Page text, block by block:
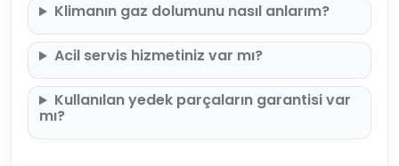
Klimanın gaz dolumunu nasıl anlarım?
Acil servis hizmetiniz var mı?
Kullanılan yedek parçaların garantisi var
mı?